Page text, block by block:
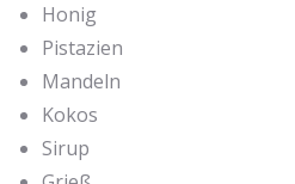
Honig
Pistazien
Mandeln
Kokos
Sirup